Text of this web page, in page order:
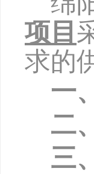
项目
求的
一
二
三